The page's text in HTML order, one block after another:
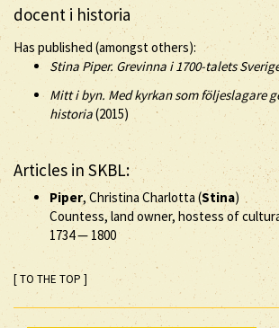
docent i historia
Has published (amongst others):
Stina Piper. Grevinna i 1700-talets
Mitt i byn. Med kyrkan som följeslagare
historia(2015)
Articles in SKBL:
Piper, Christina Charlotta (Stina)
Countess, land owner, hostess of
1734— 1800
[ TO THE TOP ]